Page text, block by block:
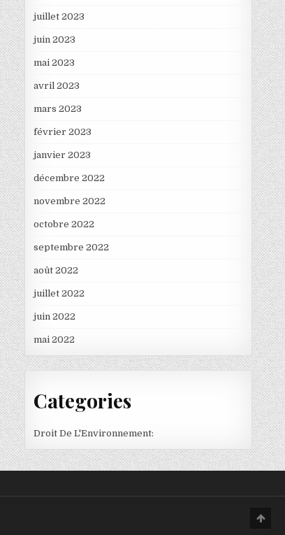
juillet 2023
juin 2023
mai 2023
avril 2023
mars 2023
février 2023
janvier 2023
décembre 2022
novembre 2022
octobre 2022
septembre 2022
août 2022
juillet 2022
juin 2022
mai 2022
Categories
Droit De L'Environnement: